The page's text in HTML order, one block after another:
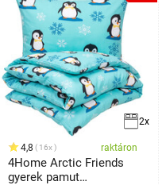
2x
4,8 16x raktáron
4Home Arctic Friends
gyerek pamut